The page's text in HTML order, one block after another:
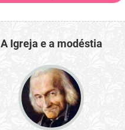
A Igreja e a modéstia